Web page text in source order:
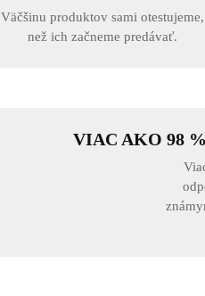
Väčšinu produktov sami otestujeme,
než ich začneme predávať.
VIAC AKO 98